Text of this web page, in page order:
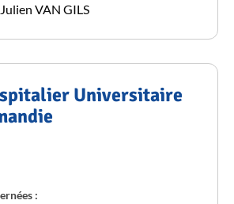
VAN GILS
Universitaire
: